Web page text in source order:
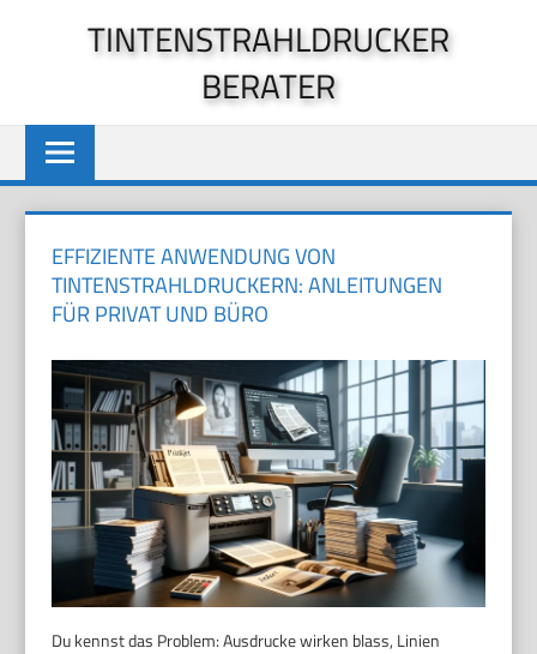
TINTENSTRAHLDRUCKER
BERATER
EFFIZIENTE ANWENDUNG VON
TINTENSTRAHLDRUCKERN: ANLEITUNGEN
FÜR PRIVAT UND BÜRO
Du kennst das Problem: Ausdrucke wirken blass, Linien